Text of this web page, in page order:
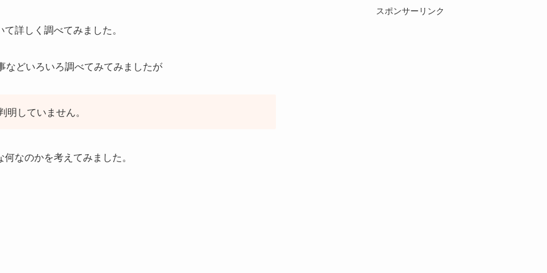
詳しく調べてみました。
どいろいろ調べてみてみましたが
していません。
なのかを考えてみました。
スポンサーリンク